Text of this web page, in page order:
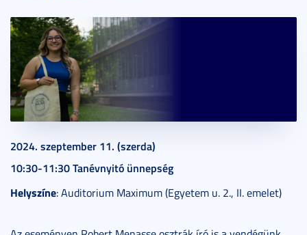
2024. szeptember 11. (szerda)
10:30-11:30 Tanévnyitó ünnepség
Helyszíne: Auditorium Maximum (Egyetem u. 2., II. emelet)